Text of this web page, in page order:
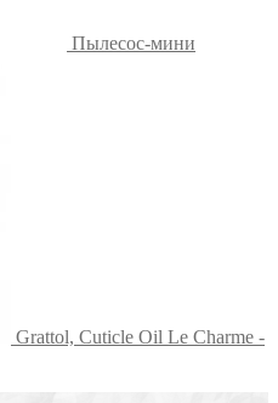
Пылесос-мини
Grattol, Сuticle Оil Le Сharme -